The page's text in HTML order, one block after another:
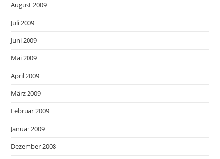
August 2009
Juli 2009
Juni 2009
Mai 2009
April 2009
März 2009
Februar 2009
Januar 2009
Dezember 2008